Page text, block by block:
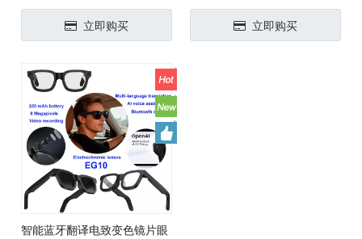
立即购买 立即购买
智能蓝牙翻译电致变色镜片眼